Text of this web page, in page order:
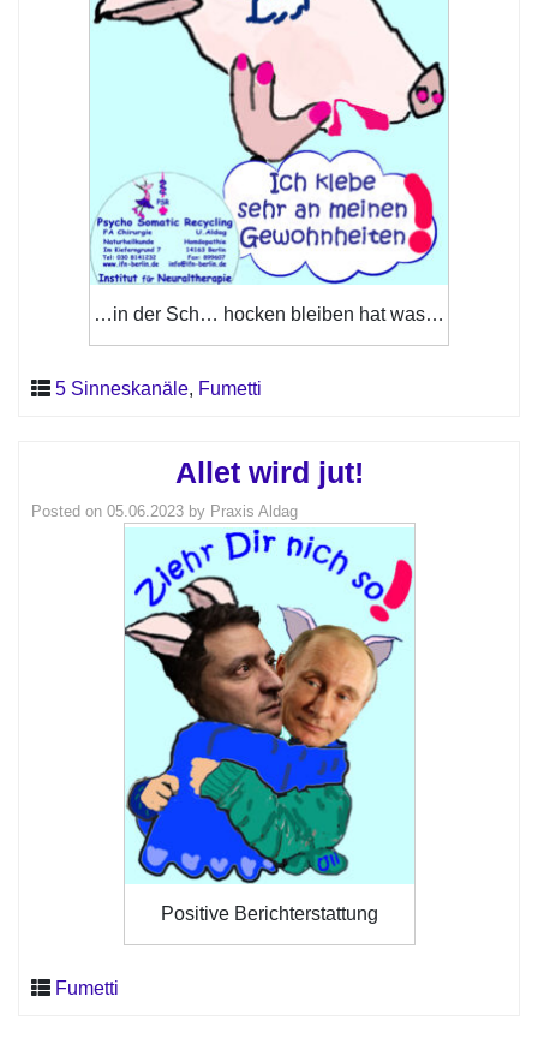
…in der Sch… hocken bleiben hat was…
5 Sinneskanäle, Fumetti
Allet wird jut!
Posted on 05.06.2023 by Praxis Aldag
Positive Berichterstattung
Fumetti